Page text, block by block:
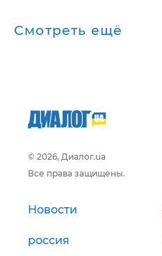
Смотреть ещё
© 2026, Диалог.ua
Все права защищены.
Новости
россия